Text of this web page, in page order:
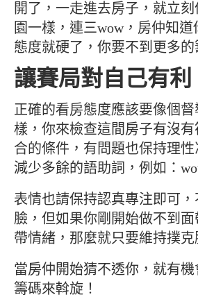
開了，一走進去房子，就立
園一樣，連三wow，房仲知
態度就硬了，你要不到更多的
讓賽局對自己有利
正確的看房態度應該要像個
樣，你來檢查這間房子有沒
合的條件，有問題也保持理性
減少多餘的語助詞，例如：
表情也請保持認真專注即可
臉，但如果你剛開始做不到
帶情緒，那麼就只要維持撲克
當房仲開始猜不透你，就有
籌碼來斡旋！